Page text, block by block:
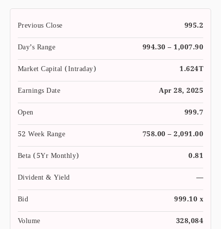
Previous Close
995.2
Day’s Range
994.30 – 1,007.90
Market Capital (Intraday)
1.624T
Earnings Date
Apr 28, 2025
Open
999.7
52 Week Range
758.00 – 2,091.00
Beta (5Yr Monthly)
0.81
Divident & Yield
—
Bid
999.10 x
Volume
328,084